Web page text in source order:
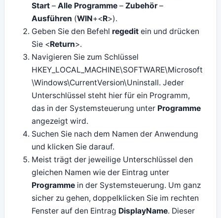
Start–Alle Programme–Zubehör–
Ausführen (WIN+<R>).
Geben Sie den Befehl regedit ein und drücken
Sie <Return>.
Navigieren Sie zum Schlüssel
HKEY_LOCAL_MACHINE\SOFTWARE\Microsoft
\Windows\CurrentVersion\Uninstall. Jeder
Unterschlüssel steht hier für ein Programm,
das in der Systemsteuerung unter Programme
angezeigt wird.
Suchen Sie nach dem Namen der Anwendung
und klicken Sie darauf.
Meist trägt der jeweilige Unterschlüssel den
gleichen Namen wie der Eintrag unter
Programme in der Systemsteuerung. Um ganz
sicher zu gehen, doppelklicken Sie im rechten
Fenster auf den Eintrag DisplayName. Dieser